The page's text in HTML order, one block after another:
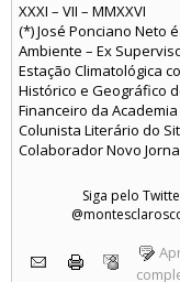
XXXI – VII – MMXXVI
(*) José Ponciano Neto
Ambiente – Ex
Estação Climatológica
Histórico e Geográfico
Financeiro da
Colunista Literário do
Colaborador Novo
Siga pelo